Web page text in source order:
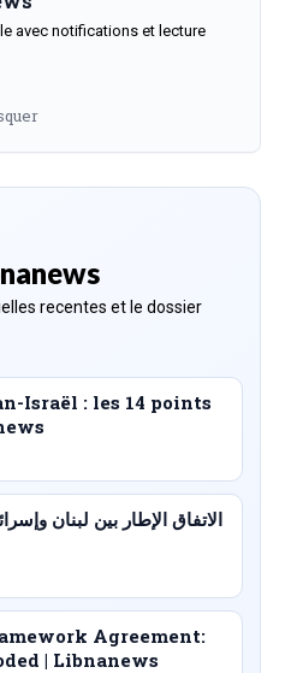
avec notifications et lecture
recentes et le dossier
Israël : les 14 points
Agreement:
| Libnanews